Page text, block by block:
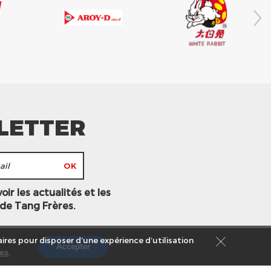
les actualités et les
Tang Frères.
légales
pour disposer d’une expérience d’utilisation
. Accepter